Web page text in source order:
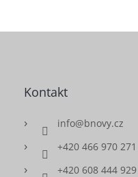
Kontakt
info@bnovy.cz
+420 466 970 271
+420 608 444 929